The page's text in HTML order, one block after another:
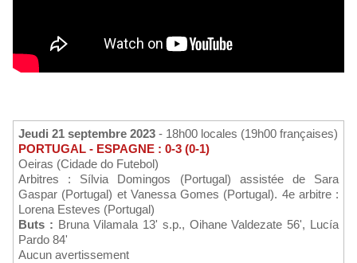
Jeudi 21 septembre 2023 - 18h00 locales (19h00 françaises)
PORTUGAL - ESPAGNE : 0-3 (0-1)
Oeiras (Cidade do Futebol)
Arbitres : Sílvia Domingos (Portugal) assistée de Sara
Gaspar (Portugal) et Vanessa Gomes (Portugal). 4e arbitre :
Lorena Esteves (Portugal)
Buts : Bruna Vilamala 13' s.p., Oihane Valdezate 56', Lucía
Pardo 84'
Aucun avertissement